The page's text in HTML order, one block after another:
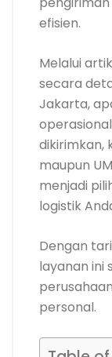
efisien.
Melalui
secara
Jakarta,
dikirimkan,
maupun
menjadi
logistik
Dengan
layanan ini
personal.